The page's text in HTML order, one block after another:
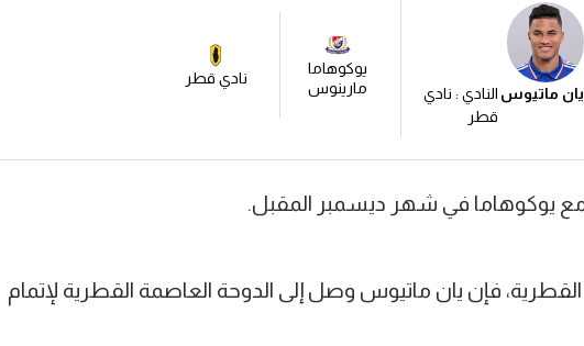
يان ماتيوس النادي : نادي
قطر
يوكوهاما
مارينوس
نادي قطر
يوكوهاما في شهر ديسمبر المقبل.
فإن يان ماتيوس وصل إلى الدوحة العاصمة القطرية لإتمام